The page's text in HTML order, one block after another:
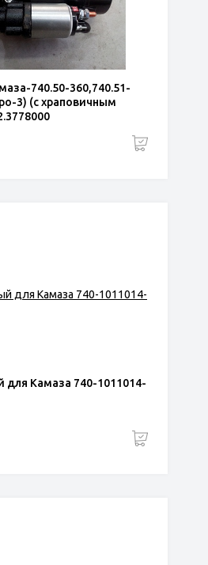
740.50-360,740.51-
3) (с храповичным
для Камаза 740-1011014-